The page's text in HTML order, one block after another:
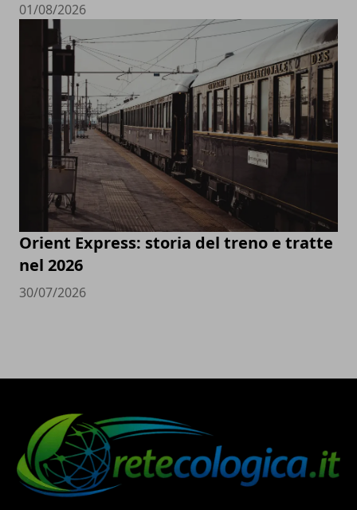
01/08/2026
Orient Express: storia del treno e tratte
nel 2026
30/07/2026